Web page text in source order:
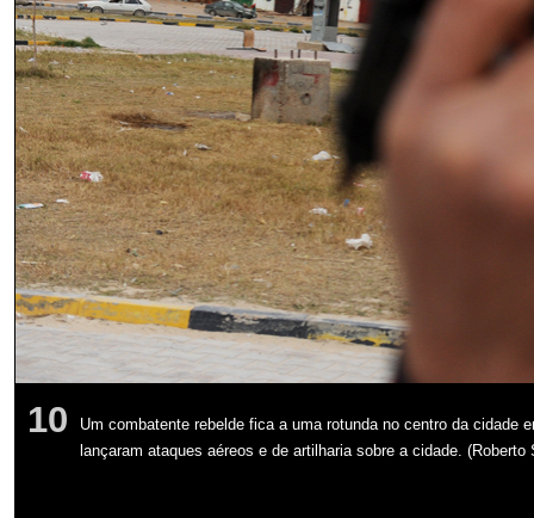
10
Um combatente rebelde fica a uma rotunda no centro da
lançaram ataques aéreos e de artilharia sobre a cidade.